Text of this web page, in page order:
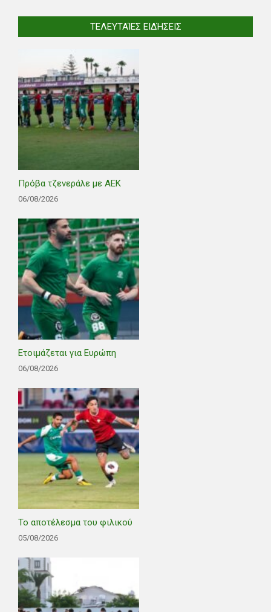
ΤΕΛΕΥΤΑΊΕΣ ΕΙΔΉΣΕΙΣ
Πρόβα τζενεράλε με ΑΕΚ
06/08/2026
Ετοιμάζεται για Ευρώπη
06/08/2026
Το αποτέλεσμα του φιλικού
05/08/2026